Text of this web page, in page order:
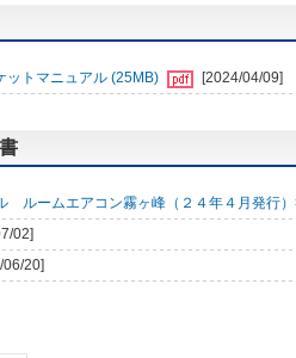
ットマニュアル (25MB) [2024/04/09]
ルームエアコン霧ヶ峰（２４年４月発行
02]
06/20]